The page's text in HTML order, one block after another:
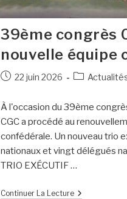
39ème congrès
nouvelle équipe
22 juin 2026
À l'occasion du 39ème
CGC a procédé au
confédérale. Un nouveau trio
nationaux et vingt délégués
TRIO EXÉCUTIF …
Continuer La Lecture